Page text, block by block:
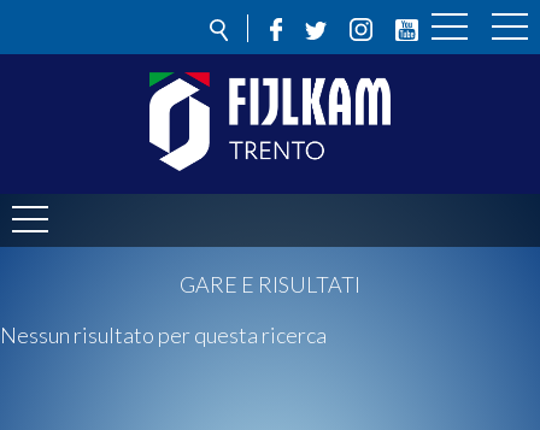
GARE E RISULTATI
Nessun risultato per questa ricerca